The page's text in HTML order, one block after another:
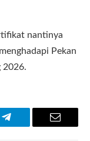
nantinya
Pekan
2026.
Telegram Email